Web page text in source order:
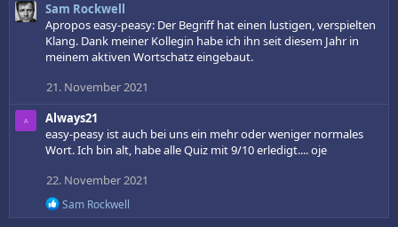
Sam Rockwell
Apropos easy-peasy: Der Begriff hat einen lustigen, verspielten
Klang. Dank meiner Kollegin habe ich ihn seit diesem Jahr in
meinem aktiven Wortschatz eingebaut.
21. November 2021
A
Always21
easy-peasy ist auch bei uns ein mehr oder weniger normales
Wort. Ich bin alt, habe alle Quiz mit 9/10 erledigt.... oje
22. November 2021
R
e
Sam Rockwell